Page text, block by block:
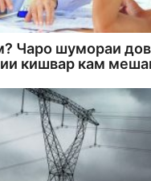
Чаро шумораи
кишвар кам